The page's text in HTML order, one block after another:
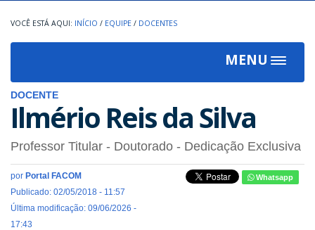
INÍCIO / EQUIPE / DOCENTES
MENU
Toggle
DOCENTE
Ilmério Reis da Silva
Professor Titular - Doutorado - Dedicação Exclusiva
por Portal FACOM
Publicado: 02/05/2018 - 11:57
Última modificação: 09/06/2026 -
17:43
Whatsapp